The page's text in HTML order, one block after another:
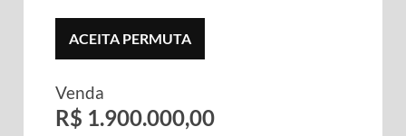
ACEITA PERMUTA
Venda
R$ 1.900.000,00